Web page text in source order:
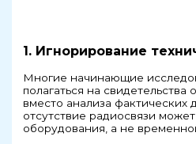
1. Игнорирование
Многие начинающие
полагаться на свидетельства
вместо анализа фактических
отсутствие радиосвязи
оборудования, а не